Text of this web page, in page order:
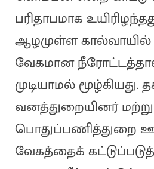
பரிதாபமாக
ஆழமுள்ள கால்வாயில்
வேகமான
முடியாமல் மூழ்கியது.
வனத்துறையினர்
பொதுப்பணித்துறை
வேகத்தைக்